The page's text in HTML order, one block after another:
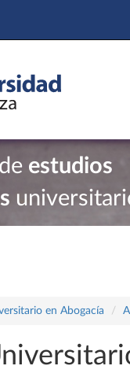
estudios
en Abogacía